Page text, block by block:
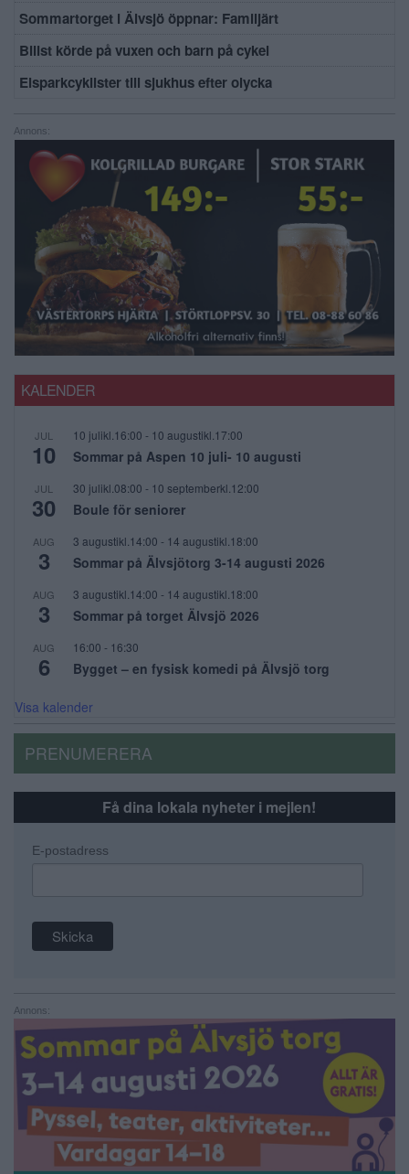
Sommartorget i Älvsjö öppnar: Familjärt
Bilist körde på vuxen och barn på cykel
Elsparkcyklister till sjukhus efter olycka
Annons:
KALENDER
JUL
10
10 julikl.16:00 - 10 augustikl.17:00
Sommar på Aspen 10 juli- 10 augusti
JUL
30
30 julikl.08:00 - 10 septemberkl.12:00
Boule för seniorer
AUG
3
3 augustikl.14:00 - 14 augustikl.18:00
Sommar på Älvsjötorg 3-14 augusti 2026
AUG
3
3 augustikl.14:00 - 14 augustikl.18:00
Sommar på torget Älvsjö 2026
AUG
6
16:00 - 16:30
Bygget – en fysisk komedi på Älvsjö torg
Visa kalender
PRENUMERERA
Få dina lokala nyheter i mejlen!
E-postadress
Annons: